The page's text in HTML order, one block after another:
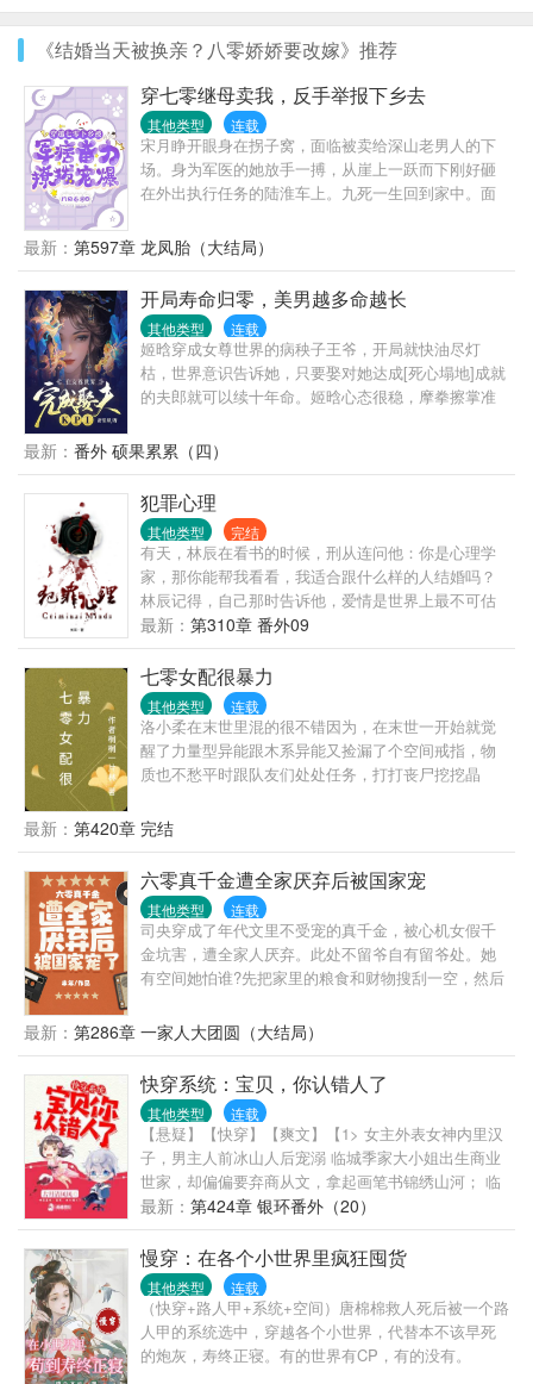
《结婚当天被换亲？八零娇娇要改嫁》推荐
穿七零继母卖我，反手举报下乡去
其他类型 连载
宋月睁开眼身在拐子窝，面临被卖给深山老男人的下
场。身为军医的她放手一搏，从崖上一跃而下刚好砸
在外出执行任务的陆淮车上。九死一生回到家中。面
渣哥想抢工作？反手送去蹲大狱。渣爹？一封举报
信，送去跟亲儿子狱中相聚。卷空财物，喜提金手指
空间，卖房子去下乡。下乡极品找上门，讲道理不
听？拳头说话，揍！咦？这偷偷在背后套极品麻袋是
谁？哦~原来是当初救她的大！佬！也！在！这！儿！
最新： 第597章 龙凤胎（大结局）
开局寿命归零，美男越多命越长
其他类型 连载
姬晗穿成女尊世界的病秧子王爷，开局就快油尽灯
枯，世界意识告诉她，只要娶对她达成[死心塌地]成就
的夫郎就可以续十年命。姬晗心态很稳，摩拳擦掌准
她的桃花好像有点不对劲。好怪，再看一眼。嗯……
真香！
最新： 番外 硕果累累（四）
犯罪心理
其他类型 完结
有天，林辰在看书的时候，刑从连问他：你是心理学
家，那你能帮我看看，我适合跟什么样的人结婚吗？
林辰记得，自己那时告诉他，爱情是世界上最不可估
量的东西，就算是心理学家也无法预测，因为人与人
的相爱过程中充满了无数变量。刑从连又问，什么是
变量？林辰那时想，变量就是，我以为你只是个普通
的警察，最喜欢在大排档开一瓶啤酒吃小龙虾，却不
知道，你原来是……；又或者说，变量是，我不知道
我会爱上你，也不知道，你何时会爱上我。
最新： 第310章 番外09
七零女配很暴力
其他类型 连载
洛小柔在末世里混的很不错因为，在末世一开始就觉
醒了力量型异能跟木系异能又捡漏了个空间戒指，物
质也不愁平时跟队友们处处任务，打打丧尸挖挖晶
刚刚看的狗血小说，是一本七零年代文，小说里又个
跟洛小柔一样的名字还是跟女主抢男主的女配，女配
抢不到男主爱而不得，就想把女主毁掉，就找到村里
的二流子欺负女主，后来被女主的追求者们设计，女
配跟二流子一起被捉奸在床，只能嫁给二流子婚后被
二流子家暴致死，死的时候衣服都没有穿身上都是伤
口还流脓，死的好惨，现在洛小柔已经换成在末世生
活过的洛小柔，洛小柔一想到跟女主抢男主就想骂
柔现在就想不用睡觉担心有丧尸了，力量型能跟木系
异能都在空间还能种田有灵泉不用愁吃喝。洛小柔终
于可以当一条远离女主男主的快乐的咸鱼了。那个谁
不要吃咸鱼，咸鱼不好吃。
最新： 第420章 完结
六零真千金遭全家厌弃后被国家宠
其他类型 连载
司央穿成了年代文里不受宠的真千金，被心机女假千
金坑害，遭全家人厌弃。此处不留爷自有留爷处。她
有空间她怕谁?先把家里的粮食和财物搜刮一空，然后
立几个大功就轰动了京市，不仅被各方大佬追捧跪
舔，还拐了个帅到无法无天的兵哥……上一世劳累到
死，这辈子她只想咸鱼到底。可现实是……某大
佬：“你能把s国的卫星技术图给我看看吗？完事我给你
当羊放。”某权威：“请让我留下来跟你一起放羊吧？顺
便跟我讲讲那个什么人工智能是个啥？”从此，兵团放
羊的山坡热闹极了。什么？兵团食堂还没有她的羊伙
食好？某吃货“司央同志，你这里还缺羊不？我除了长
得像人外，其它跟羊差不多……”
最新： 第286章 一家人大团圆（大结局）
快穿系统：宝贝，你认错人了
其他类型 连载
【悬疑】【快穿】【爽文】【1> 女主外表女神内里汉
子，男主人前冰山人后宠溺 临城季家大小姐出生商业
世家，却偏偏要弃商从文，拿起画笔书锦绣山河； 临
城韩家二少爷出生书香门第，却偏偏不爱文房四宝，
大袖一挥进军商业帝国； 季陶陶第一次见到韩大见钟
情，从此紧追不舍。 理想是这样的：当我朝他迈出第
一步，那么剩下的九十九步他就会朝我飞奔而来，当
我站在那儿微微一笑，他就会觉得好似等了我一万
年。 现实是这样的：当我朝他迈了第一步，他却义无
反顾地退了九十九步，当我对着他微微一笑，他直接
扭头就走，不带走一片云彩。 在经历了九九八十一
最新： 第424章 银环番外（20）
慢穿：在各个小世界里疯狂囤货
其他类型 连载
（快穿+路人甲+系统+空间）唐棉棉救人死后被一个路
人甲的系统选中，穿越各个小世界，代替本不该早死
的炮灰，寿终正寝。有的世界有CP，有的没有。